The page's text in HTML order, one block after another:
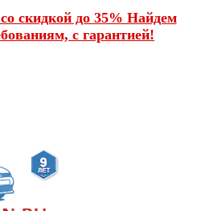
скидкой до 35% Найдем
с гарантией!